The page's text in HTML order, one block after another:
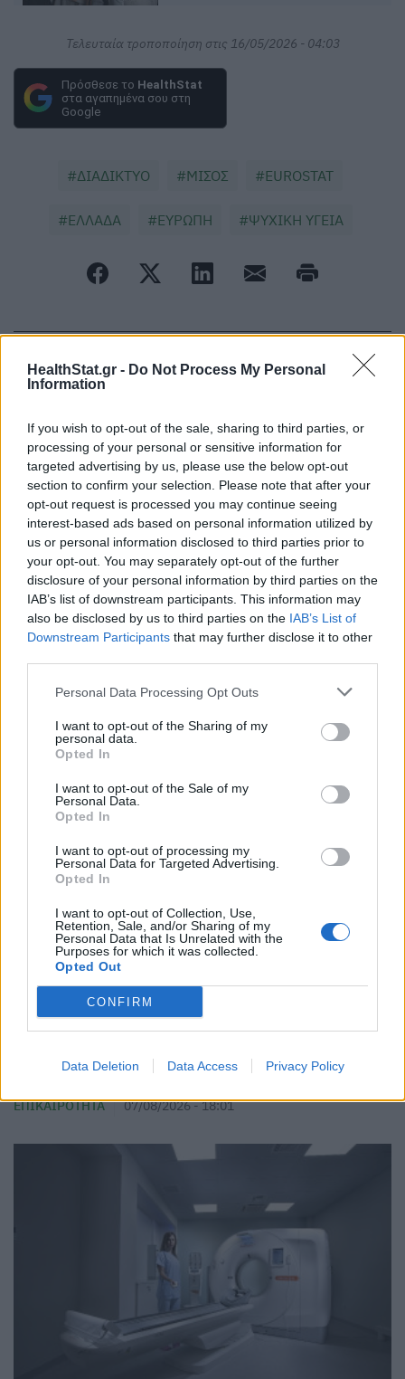
HealthStat.gr - Do Not Process My Personal
Information
If you wish to opt-out of the sale, sharing to third parties, or
processing of your personal or sensitive information for
targeted advertising by us, please use the below opt-out
section to confirm your selection. Please note that after your
opt-out request is processed you may continue seeing
interest-based ads based on personal information utilized by
us or personal information disclosed to third parties prior to
your opt-out. You may separately opt-out of the further
disclosure of your personal information by third parties on the
IAB’s list of downstream participants. This information may
also be disclosed by us to third parties on the IAB’s List of
Downstream Participants that may further disclose it to other
Personal Data Processing Opt Outs
I want to opt-out of the Sharing of my
personal data.
Opted In
I want to opt-out of the Sale of my
Personal Data.
Opted In
I want to opt-out of processing my
Personal Data for Targeted Advertising.
Opted In
I want to opt-out of Collection, Use,
Retention, Sale, and/or Sharing of my
Personal Data that Is Unrelated with the
Purposes for which it was collected.
Opted Out
CONFIRM
Data Deletion Data Access Privacy Policy
Τελευταία τροποποίηση στις 16/05/2026 - 04:03
Πρόσθεσε το HealthStat
στα αγαπημένα σου στη
Google
ΔΙΑΔΙΚΤΥΟ ΜΙΣΟΣ EUROSTAT
ΕΛΛΑΔΑ ΕΥΡΩΠΗ ΨΥΧΙΚΗ ΥΓΕΙΑ
ΠΕΡΙΣΣΟΤΕΡΑ ΣΤΗΝ ΙΔΙΑ ΚΑΤΗΓΟΡΙΑ
Το δημοφιλές σνακ που
ενδεχομένως συνδέεται με
αυξημένο κίνδυνο καρκίνου του
μαστού
16 Μαϊος 2026
Αμύγδαλα: 3 αλλαγές που θα δείτε
στον οργανισμό σας με μία μερίδα
την ημέρα
18 Μαϊος 2026
ΣΧΕΤΙΚΑ ΑΡΘΡΑ
Γρίπη Α: «Καμπανάκι» σε δημοφιλή νησιά – Που
οφείλονται τα αυξημένα κρούσματα
ΕΠΙΚΑΙΡΌΤΗΤΑ 07/08/2026 - 18:01